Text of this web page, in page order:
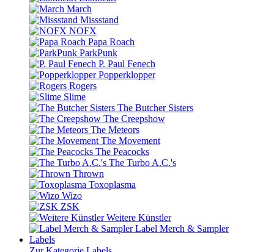
March
Missstand
NOFX
Papa Roach
ParkPunk
P. Paul Fenech
Popperklopper
Rogers
Slime
The Butcher Sisters
The Creepshow
The Meteors
The Movement
The Peacocks
The Turbo A.C.'s
Thrown
Toxoplasma
Wizo
ZSK
Weitere Künstler
Label Merch & Sampler
Labels